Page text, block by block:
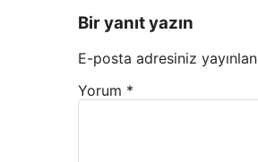
Bir yanıt yazın
E-posta adresiniz
Yorum *